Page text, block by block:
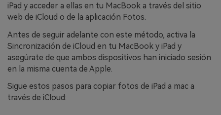
iPad y acceder a ellas en tu MacBook a través del sitio
web de iCloud o de la aplicación Fotos.
Antes de seguir adelante con este método, activa la
Sincronización de iCloud en tu MacBook y iPad y
asegúrate de que ambos dispositivos han iniciado sesión
en la misma cuenta de Apple.
Sigue estos pasos para copiar fotos de iPad a mac a
través de iCloud: